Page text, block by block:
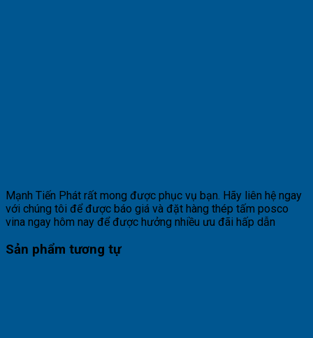
Mạnh Tiến Phát rất mong được phục vụ bạn. Hãy liên hệ ngay
với chúng tôi để được báo giá và đặt hàng thép tấm posco
vina ngay hôm nay để được hưởng nhiều ưu đãi hấp dẫn
Sản phẩm tương tự